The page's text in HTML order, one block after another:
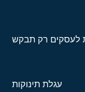
לעסקים רק תבקש
עגלת תינוקות